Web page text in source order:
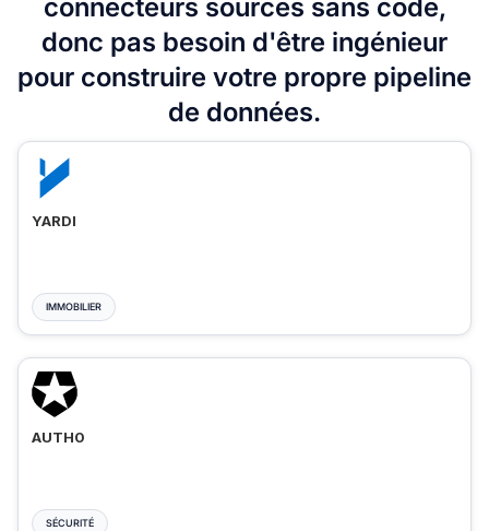
connecteurs sources sans code,
donc pas besoin d'être ingénieur
pour construire votre propre pipeline
de données.
YARDI
IMMOBILIER
AUTH0
SÉCURITÉ